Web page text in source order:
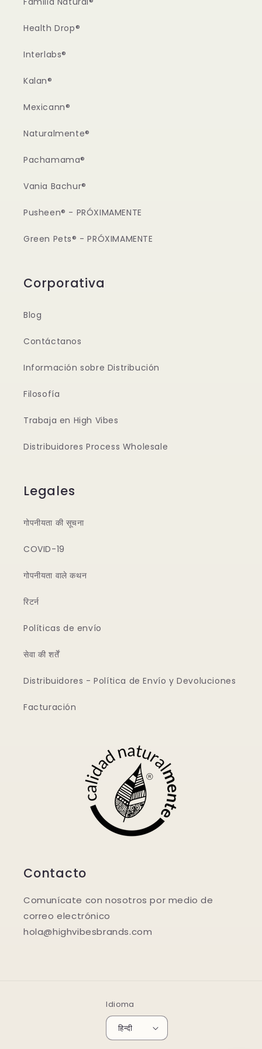
Health Drop®
Interlabs®
Kalan®
Mexicann®
Naturalmente®
Pachamama®
Vania Bachur®
Pusheen® - PRÓXIMAMENTE
Green Pets® - PRÓXIMAMENTE
Corporativa
Blog
Contáctanos
Información sobre Distribución
Filosofía
Trabaja en High Vibes
Distribuidores Process Wholesale
Legales
गोपनीयता की सूचना
COVID-19
गोपनीयता वाले कथन
रिटर्न
Políticas de envío
सेवा की शर्तें
Distribuidores - Política de Envío y Devoluciones
Facturación
Contacto
Comunícate con nosotros por medio de
correo electrónico
hola@highvibesbrands.com
Idioma
हिन्दी